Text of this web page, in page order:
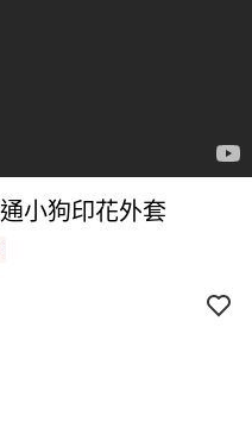
小狗印花外套